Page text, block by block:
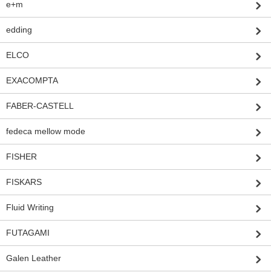
e+m
edding
ELCO
EXACOMPTA
FABER-CASTELL
fedeca mellow mode
FISHER
FISKARS
Fluid Writing
FUTAGAMI
Galen Leather